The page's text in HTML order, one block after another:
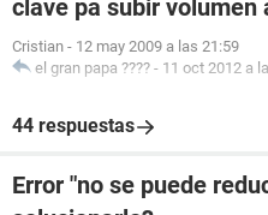
clave pa subir volumen
Cristian - 12 may 2009 a las 21:59
el gran papa ???? - 11 oct 2012 a
44 respuestas
Error "no se puede